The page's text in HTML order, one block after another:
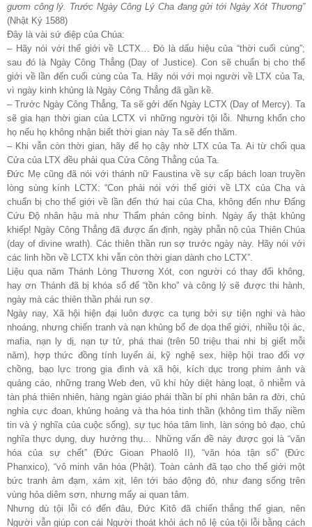
gươm công lý. Trước Ngày Công Lý Cha đang gửi tới Ngày Xót Thương”
(Nhật Ký 1588)
Đây là vài sứ điệp của Chúa:
– Hãy nói với thế giới về LCTX… Đó là dấu hiệu của “thời cuối cùng”;
sau đó là Ngày Công Thẳng (Day of Justice). Con sẽ chuẩn bị cho thế
giới về lần đến cuối cùng của Ta. Hãy nói với mọi người về LTX của Ta,
vì ngày kinh khủng là Ngày Công Thẳng đã gần kề.
– Trước Ngày Công Thẳng, Ta sẽ gởi đến Ngày LCTX (Day of Mercy). Ta
sẽ gia hạn thời gian của LCTX vì những người tội lỗi. Nhưng khốn cho
họ nếu họ không nhận biết thời gian này Ta sẽ đến thăm.
– Khi vẫn còn thời gian, hãy để họ cậy nhờ LTX của Ta. Ai từ chối qua
Cửa của LTX đều phải qua Cửa Công Thẳng của Ta.
Đức Mẹ cũng đã nói với thánh nữ Faustina về sự cấp bách loan truyền
lòng sùng kính LCTX: “Con phải nói với thế giới về LTX của Cha và
chuẩn bị cho thế giới về lần đến thứ hai của Cha, không đến như Đấng
Cứu Độ nhân hậu mà như Thẩm phán công bình. Ngày ấy thật khủng
khiếp! Ngày Công Thẳng đã được ấn định, ngày phẫn nộ của Thiên Chúa
(day of divine wrath). Các thiên thần run sợ trước ngày này. Hãy nói với
các linh hồn về LCTX khi vẫn còn thời gian dành cho LCTX”.
Liệu qua năm Thánh Lòng Thương Xót, con người có thay đổi không,
hay ơn Thánh đã bị khóa sổ để “tồn kho” và công lý sẽ được thi hành,
ngày mà các thiên thần phải run sợ.
Ngày nay, Xã hội hiện đại luôn được ca tụng bởi sự tiện nghi và hào
nhoáng, nhưng chiến tranh và nạn khủng bố đe dọa thế giới, nhiều tội ác,
mafia, nạn ly dị, nạn tự tử, phá thai (trên 50 triệu thai nhi bị giết mỗi
năm), hợp thức đồng tính luyến ái, kỹ nghệ sex, hiệp hội trao đổi vợ
chồng, bạo lực trong gia đình và xã hội, kích dục trong phim ảnh và
quảng cáo, những trang Web đen, vũ khí hủy diệt hàng loạt, ô nhiễm và
tàn phá thiên nhiên, hàng ngàn giáo phái thần bí phi nhân bản ra đời, chủ
nghỉa cực đoan, khủng hoảng và tha hóa tinh thần (không tìm thấy niềm
tin và ý nghĩa của cuộc sống), sự tục hóa tâm linh, làn sóng bỏ đạo, chủ
nghĩa thực dụng, duy hưởng thụ… Những vấn đề này được gọi là “văn
hóa của sự chết” (Đức Gioan Phaolô II), “văn hóa tận số” (Đức
Phanxico), “vô minh văn hóa (Phật). Toàn cảnh đã tạo cho thế giới một
bức tranh ảm đạm, xám xịt, lên tới báo động đỏ, như đang sống trên
vùng hỏa diêm sơn, nhưng mấy ai quan tâm.
Nhưng dù tội lỗi có đến đâu, Đức Kitô đã chiến thắng thế gian, nên
Người vẫn giúp con cái Người thoát khỏi ách nô lệ của tội lỗi bằng cách